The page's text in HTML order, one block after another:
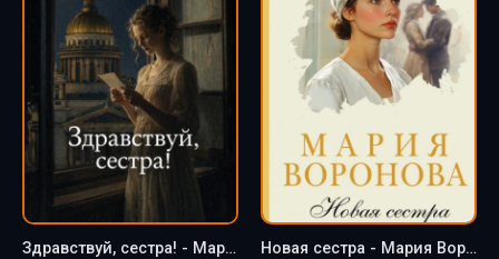
Здравствуй, сестра! - Мария Воронова Новая сестра - Мария Воронова